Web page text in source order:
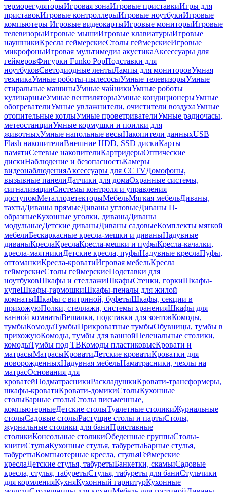
терморегуляторыИгровая зонаИгровые приставкиИгры для
приставокИгровые контроллерыИгровые ноутбукиИгровые
компьютеры Игровые видеокартыИгровые мониторыИгровые
телевизорыИгровые мышиИгровые клавиатурыИгровые
наушникиКресла геймерскиеСтолы геймерскиеИгровые
микрофоныИгровая мультимедиа акустикаАксессуары для
геймеровФигурки Funko PopПодставки для
ноутбуковСветодиодные лентыЛампы для мониторовУмная
техникаУмные роботы-пылесосыУмные телевизорыУмные
стиральные машиныУмные чайникиУмные роботы
кулинарныеУмные вентиляторыУмные кондиционерыУмные
обогревателиУмные увлажнители, очистители воздухаУмные
отопительные котлыУмные проветривателиУмные радиочасы,
метеостанцииУмные кормушки и поилки для
животныхУмные напольные весыНакопители данныхUSB
Flash накопителиВнешние HDD, SSD дискиКарты
памятиСетевые накопителиКартридерыОптические
дискиНаблюдение и безопасностьКамеры
видеонаблюденияАксессуары для CCTVДомофоны,
вызывные панелиДатчики для домаОхранные системы,
сигнализацииСистемы контроля и управления
доступомМеталлодетекторыМебельМягкая мебельДиваны,
тахтыДиваны прямыеДиваны угловыеДиваны П-
образныеКухонные уголки, диваныДиваны
модульныеДетские диваныДиваны садовыеКомплекты мягкой
мебелиБескаркасные кресла-мешки и диваныНадувные
диваныКреслаКреслаКресла-мешки и пуфыКресла-качалки,
кресла-маятникиДетские кресла, пуфыНадувные креслаПуфы,
оттоманкиКресла-кроватиИгровая мебельКресла
геймерскиеСтолы геймерскиеПодставки для
ноутбуковШкафы и стеллажиШкафыСтенки, горкиШкафы-
купеШкафы-гармошкиШкафы-пеналы для жилой
комнатыШкафы с витриной, буфетыШкафы, секции в
прихожуюПолки, стеллажи, системы храненияШкафы для
ванной комнатыВешалки, подставки для зонтовКомоды,
тумбыКомодыТумбыПрикроватные тумбыОбувницы, тумбы в
прихожуюКомоды, тумбы для ваннойПеленальные столики,
комодыТумбы под ТВКомоды пластиковыеКровати и
матрасыМатрасыКроватиДетские кроватиКроватки для
новорожденныхНадувная мебельНаматрасники, чехлы на
матрасОснования для
кроватейПодматрасникиРаскладушкиКровати-трансформеры,
шкафы-кроватиКровати-домикиСтолыКухонные
столыБарные столыСтолы письменные,
компьютерныеДетские столыТуалетные столикиЖурнальные
столыСадовые столыРастущие столы и партыСтолы,
журнальные столики для баниПриставные
столикиКонсольные столикиОбеденные группыСтолы-
книгиСтульяКухонные стулья, табуретыБарные стулья,
табуретыКомпьютерные кресла, стульяГеймерские
креслаДетские стулья, табуретыБанкетки, скамьиСадовые
кресла, стулья, табуретыСтулья, табуреты для баниСтульчики
для кормленияКухняКухонный гарнитурКухонные